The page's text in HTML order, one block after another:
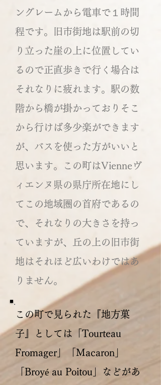
ングレームから電車で１時間
程です。旧市街地は駅前の切
り立った崖の上に位置してい
るので正直歩きで行く場合は
それなりに疲れます。駅の数
階から橋が掛かっておりそこ
から行けば多少楽ができます
が、バスを使った方がいいと
思います。この町はVienneヴ
ィエンヌ県の県庁所在地にし
てこの地域圏の首府であるの
で、それなりの大きさを持っ
ていますが、丘の上の旧市街
地はそれほど広いわけではあ
りません。
この町で見られた『地方菓
子』としては「Tourteau
Fromager」「Macaron」
「Broyé au Poitou」などがあ